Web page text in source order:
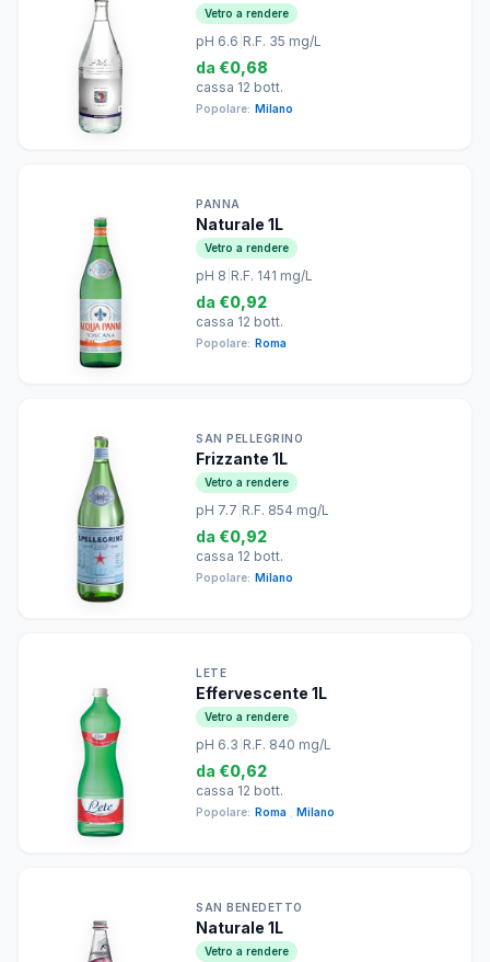
Vetro a rendere
pH 6.6 R.F. 35 mg/L
da €0,68
cassa 12 bott.
Popolare: Milano
PANNA
Naturale 1L
Vetro a rendere
pH 8 R.F. 141 mg/L
da €0,92
cassa 12 bott.
Popolare: Roma
SAN PELLEGRINO
Frizzante 1L
Vetro a rendere
pH 7.7 R.F. 854 mg/L
da €0,92
cassa 12 bott.
Popolare: Milano
LETE
Effervescente 1L
Vetro a rendere
pH 6.3 R.F. 840 mg/L
da €0,62
cassa 12 bott.
Popolare: Roma Milano
SAN BENEDETTO
Naturale 1L
Vetro a rendere